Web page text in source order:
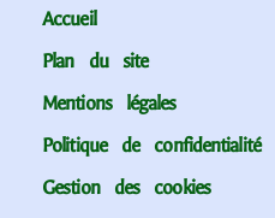
Accueil
Plan du site
Mentions légales
Politique de
Gestion des cookies